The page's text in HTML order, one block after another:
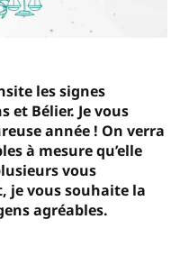
les signes
et Bélier. Je vous
année ! On verra
à mesure qu’elle
vous
je vous souhaite la
agréables.